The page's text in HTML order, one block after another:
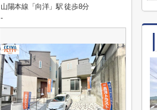
山陽本線「向洋」駅 徒歩8分
-